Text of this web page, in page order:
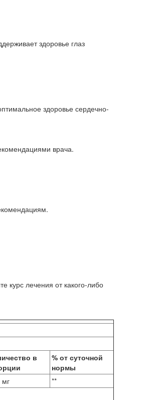
здоровье глаз
здоровье сердечно-
врача.
курс лечения от какого-либо
в
% от суточной
нормы
**